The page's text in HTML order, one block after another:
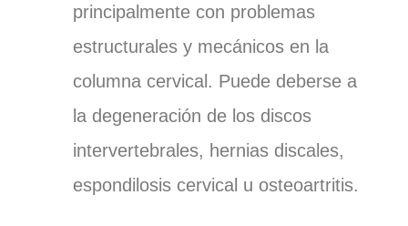
principalmente con problemas
estructurales y mecánicos en la
columna cervical. Puede deberse a
la degeneración de los discos
intervertebrales, hernias discales,
espondilosis cervical u osteoartritis.